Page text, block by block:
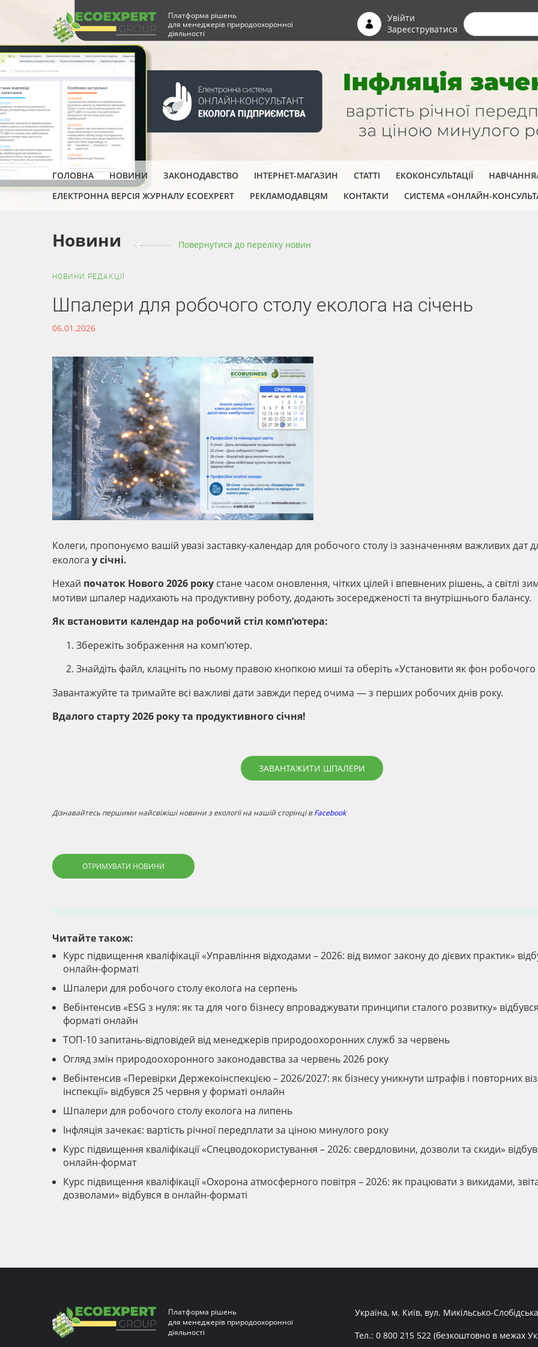
Платформа рішень
для менеджерів природоохоронної
діяльності
Увійти
Зареєструватися
ГОЛОВНА НОВИНИ ЗАКОНОДАВСТВО ІНТЕРНЕТ-МАГАЗИН СТАТТІ ЕКОКОНСУЛЬТАЦІЇ НАВЧАННЯ/
ЕЛЕКТРОННА ВЕРСІЯ ЖУРНАЛУ ECOEXPERT
РЕКЛАМОДАВЦЯМ КОНТАКТИ СИСТЕМА «ОНЛАЙН-
Новини Повернутися до переліку новин
НОВИНИ РЕДАКЦІЇ
Шпалери для робочого столу еколога на січень
06.01.2026
Колеги, пропонуємо вашій увазі заставку-календар для робочого столу із зазначенням важливих дат
еколога у січні.
Нехай початок Нового 2026 року стане часом оновлення, чітких цілей і впевнених рішень, а світлі
мотиви шпалер надихають на продуктивну роботу, додають зосередженості та внутрішнього балансу.
Як встановити календар на робочий стіл комп’ютера:
Збережіть зображення на комп’ютер.
Знайдіть файл, клацніть по ньому правою кнопкою миші та оберіть «Установити як фон робочого
Завантажуйте та тримайте всі важливі дати завжди перед очима — з перших робочих днів року.
Вдалого старту 2026 року та продуктивного січня!
ЗАВАНТАЖИТИ ШПАЛЕРИ
Дізнавайтесь першими найсвіжіші новини з екології на нашій сторінці вFacebook
ОТРИМУВАТИ НОВИНИ
Читайте також:
Курс підвищення кваліфікації «Управління відходами – 2026: від вимог закону до дієвих практик»
онлайн-форматі
Шпалери для робочого столу еколога на серпень
Вебінтенсив «ESG з нуля: як та для чого бізнесу впроваджувати принципи сталого розвитку» відбувся
форматі онлайн
ТОП-10 запитань-відповідей від менеджерів природоохоронних служб за червень
Огляд змін природоохоронного законодавства за червень 2026 року
Вебінтенсив «Перевірки Держекоінспекцією – 2026/2027: як бізнесу уникнути штрафів і повторних
інспекції» відбувся 25 червня у форматі онлайн
Шпалери для робочого столу еколога на липень
Інфляція зачекає: вартість річної передплати за ціною минулого року
Курс підвищення кваліфікації «Спецводокористування – 2026: свердловини, дозволи та скиди»
онлайн-формат
Курс підвищення кваліфікації «Охорона атмосферного повітря – 2026: як працювати з викидами,
дозволами» відбувся в онлайн-форматі
Платформа рішень
для менеджерів природоохоронної
діяльності
Україна, м. Київ, вул. Микільсько-
Тел.: 0 800 215 522 (безкоштовно в межах